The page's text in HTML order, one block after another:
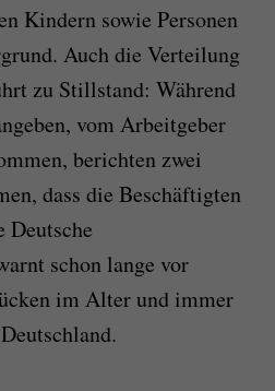
Kindern sowie Personen
Auch die Verteilung
zu Stillstand: Während
vom Arbeitgeber
berichten zwei
dass die Beschäftigten
Deutsche
schon lange vor
im Alter und immer